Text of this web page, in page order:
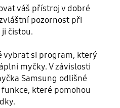
váš přístroj v dobré
pozornost při
čistou.
vybrat si program, který
myčky. V závislosti
Samsung odlišné
které pomohou